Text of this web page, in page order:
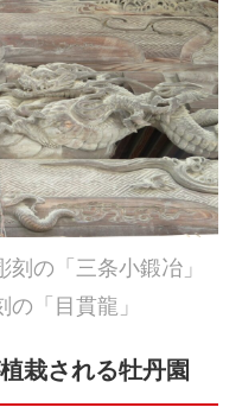
の「三条小鍛冶」
「目貫龍」
栽される牡丹園